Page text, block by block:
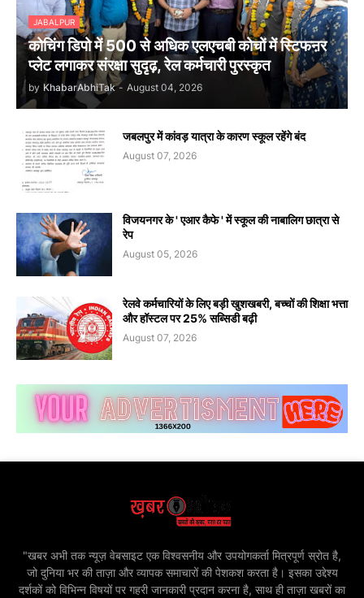
JABALPUR
कोचिंग डिपो में 500 से अधिक एलएचबी कोचों में स्टिफऩर
प्लेट लगाकर संरक्षा सुदृढ़, रेल कर्मचारी पुरस्कृत
by KhabarAbhiTak - August 04, 2026
जबलपुर में कांवड़ यात्रा के कारण स्कूल रहेंगे बंद
August 07, 2026
विजयनगर के ' एआर कैफे ' में स्कूल की नाबालिग छात्रा से
रेप
August 05, 2026
रेलवे कर्मचारियों के लिए बड़ी खुशखबरी, बच्चों की शिक्षा भत्ता
और हॉस्टल पर 25% सब्सिडी बढ़ी
August 07, 2026
"खबर अभी तक न्यूज़ वेबसाइट एक विश्वसनीय और उपयोगकर्ता मित्रपूर्ण स्रोत है,
जो दुनिया भर की ताज़ा और व्यापक समाचारों की पेशकश करता है। इसका उद्देश्य
दर्शकों को विभिन्न विषयों पर गहरी जानकारी प्रदान करना है, साथ ही ताज़ा खबरों का